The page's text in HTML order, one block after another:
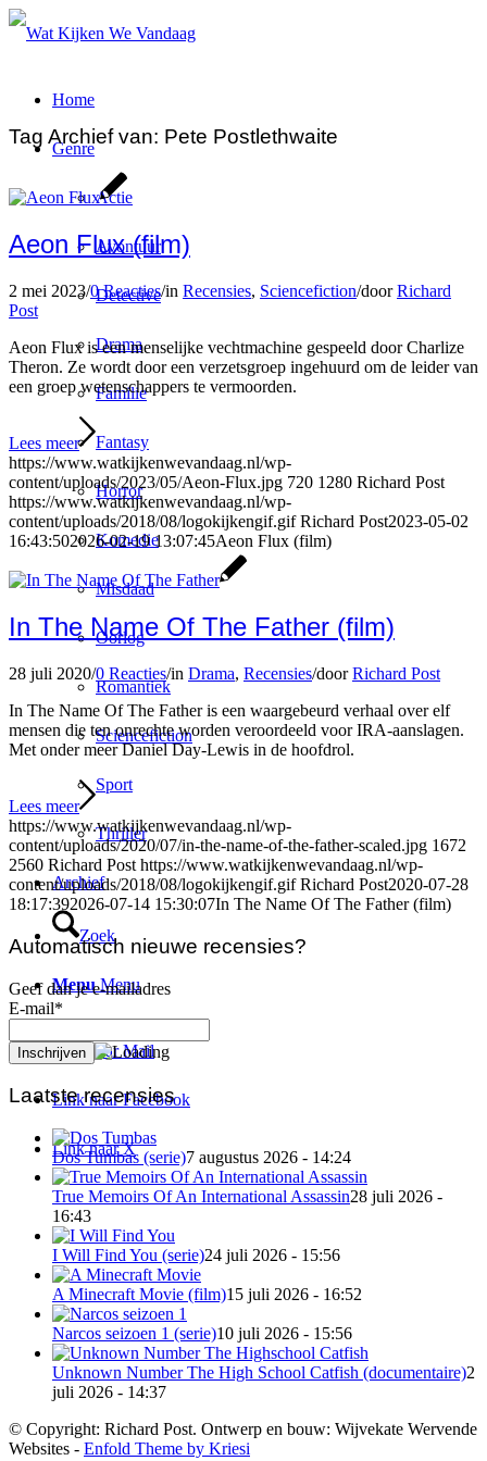
Home
Genre
Actie
Avontuur
Detective
Drama
Familie
Fantasy
Horror
Komedie
Misdaad
Oorlog
Romantiek
Sciencefiction
Sport
Thriller
Archief
Zoek
Menu Menu
Link naar Mail
Link naar Facebook
Link naar X
Tag Archief van: Pete Postlethwaite
Aeon Flux (film)
2 mei 2023/0 Reacties/in Recensies, Sciencefiction/doorRichard
Post
Aeon Flux is een menselijke vechtmachine gespeeld door Charlize
Theron. Ze wordt door een verzetsgroep ingehuurd om de leider van
een groep wetenschappers te vermoorden.
Lees meer
https://www.watkijkenwevandaag.nl/wp-
content/uploads/2023/05/Aeon-Flux.jpg 720 1280 Richard Post
https://www.watkijkenwevandaag.nl/wp-
content/uploads/2018/08/logokijkengif.gif Richard Post2023-05-02
16:43:502026-02-19 13:07:45Aeon Flux (film)
In The Name Of The Father (film)
28 juli 2020/0 Reacties/in Drama, Recensies/doorRichard Post
In The Name Of The Father is een waargebeurd verhaal over elf
mensen die ten onrechte worden veroordeeld voor IRA-aanslagen.
Met onder meer Daniel Day-Lewis in de hoofdrol.
Lees meer
https://www.watkijkenwevandaag.nl/wp-
content/uploads/2020/07/in-the-name-of-the-father-scaled.jpg 1672
2560 Richard Post https://www.watkijkenwevandaag.nl/wp-
content/uploads/2018/08/logokijkengif.gif Richard Post2020-07-28
18:17:392026-07-14 15:30:07In The Name Of The Father (film)
Automatisch nieuwe recensies?
Geef dan je e-mailadres
E-mail*
Laatste recensies
Dos Tumbas (serie)7 augustus 2026 - 14:24
True Memoirs Of An International Assassin28 juli 2026 -
16:43
I Will Find You (serie)24 juli 2026 - 15:56
A Minecraft Movie (film)15 juli 2026 - 16:52
Narcos seizoen 1 (serie)10 juli 2026 - 15:56
Unknown Number The High School Catfish (documentaire)2
juli 2026 - 14:37
© Copyright: Richard Post. Ontwerp en bouw: Wijvekate Wervende
Websites - Enfold Theme by Kriesi